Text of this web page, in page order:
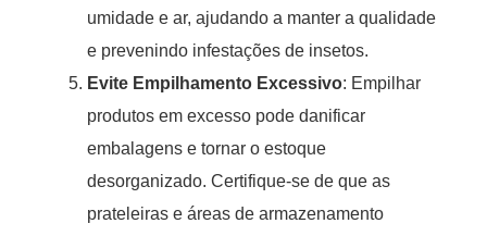
umidade e ar, ajudando a manter a qualidade
e prevenindo infestações de insetos.
Evite Empilhamento Excessivo: Empilhar
produtos em excesso pode danificar
embalagens e tornar o estoque
desorganizado. Certifique-se de que as
prateleiras e áreas de armazenamento